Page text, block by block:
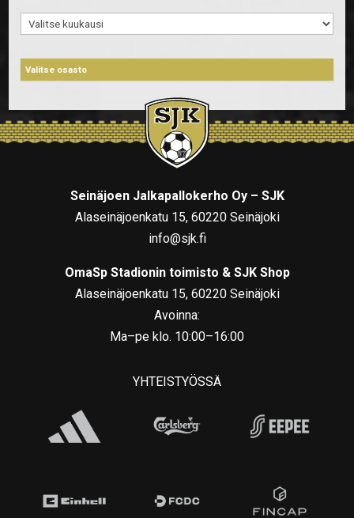
Arkistot
Seinäjoen Jalkapallokerho Oy – SJK
Alaseinäjoenkatu 15, 60220 Seinäjoki
info@sjk.fi
OmaSp Stadionin toimisto & SJK Shop
Alaseinäjoenkatu 15, 60220 Seinäjoki
Avoinna:
Ma–pe klo. 10:00–16:00
YHTEISTYÖSSÄ